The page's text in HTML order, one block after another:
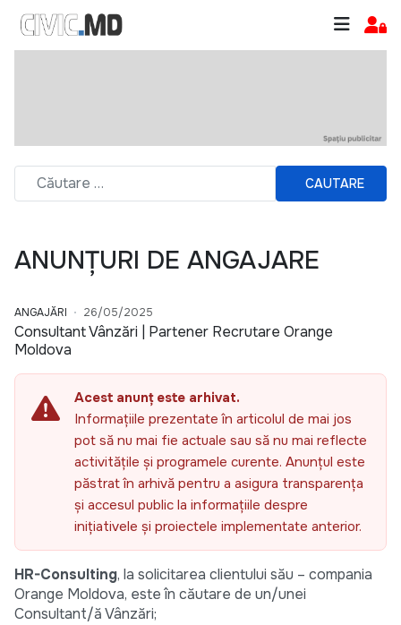
CAUTARE
ANUNȚURI DE ANGAJARE
ANGAJĂRI 26/05/2025
Consultant Vânzări | Partener Recrutare Orange
Moldova
Acest anunț este arhivat.
Informațiile prezentate în articolul de mai jos
pot să nu mai fie actuale sau să nu mai reflecte
activitățile și programele curente. Anunțul este
păstrat în arhivă pentru a asigura transparența
și accesul public la informațiile despre
inițiativele și proiectele implementate anterior.
HR-Consulting, la solicitarea clientului său – compania
Orange Moldova, este în căutare de un/unei
Consultant/ă Vânzări;